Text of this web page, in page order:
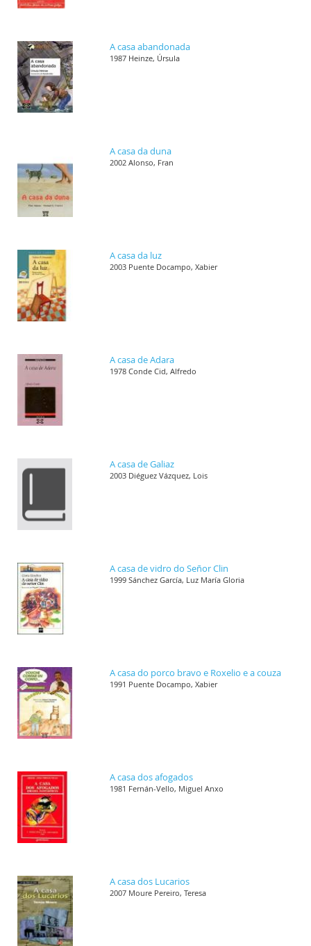
A casa abandonada
1987 Heinze, Úrsula
A casa da duna
2002 Alonso, Fran
A casa da luz
2003 Puente Docampo, Xabier
A casa de Adara
1978 Conde Cid, Alfredo
A casa de Galiaz
2003 Diéguez Vázquez, Lois
A casa de vidro do Señor Clin
1999 Sánchez García, Luz María Gloria
A casa do porco bravo e Roxelio e a couza
1991 Puente Docampo, Xabier
A casa dos afogados
1981 Fernán-Vello, Miguel Anxo
A casa dos Lucarios
2007 Moure Pereiro, Teresa